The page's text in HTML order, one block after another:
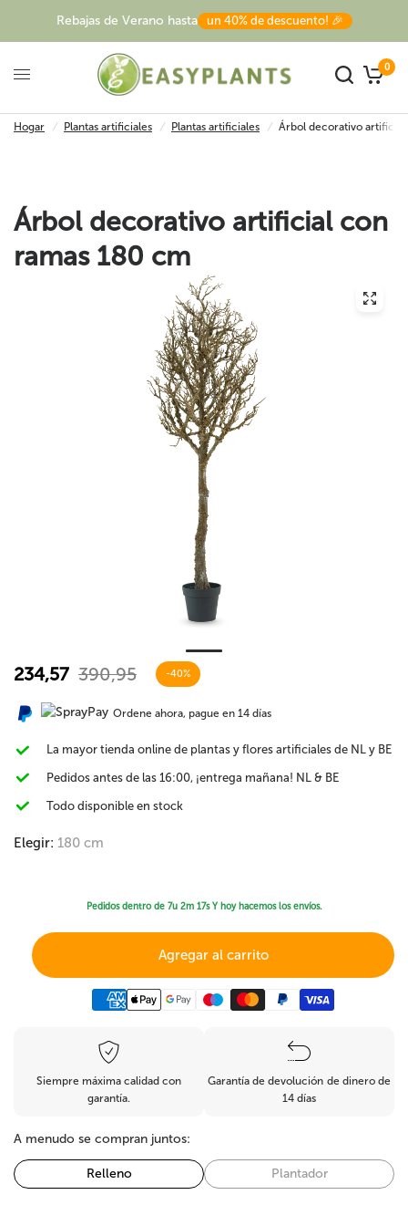
Rebajas de Verano hasta un 40% de descuento! 🎉
0
Hogar / Plantas artificiales / Plantas artificiales / Árbol decorativo artificial
Árbol decorativo artificial con
ramas 180 cm
234,57 390,95 -40%
Ordene ahora, pague en 14 días
La mayor tienda online de plantas y flores artificiales de NL y BE
Pedidos antes de las 16:00, ¡entrega mañana! NL & BE
Todo disponible en stock
Elegir: 180 cm
Pedidos dentro de 7u 2m 17sY hoy hacemos los envíos.
Agregar al carrito
Siempre máxima calidad con
garantía.
Garantía de devolución de dinero de
14 días
A menudo se compran juntos:
Relleno Plantador